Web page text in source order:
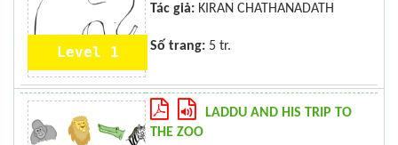
Level 1
Tác giả: KIRAN CHATHANADATH
Số trang: 5 tr.
LADDU AND HIS TRIP TO
THE ZOO